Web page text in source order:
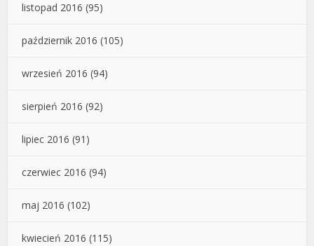
listopad 2016 (95)
październik 2016 (105)
wrzesień 2016 (94)
sierpień 2016 (92)
lipiec 2016 (91)
czerwiec 2016 (94)
maj 2016 (102)
kwiecień 2016 (115)